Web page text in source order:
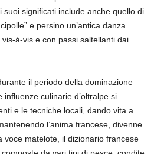
suoi significati include anche quello di
e persino un’antica danza
à-vis e con passi saltellanti dai
il periodo della dominazione
culinarie d’oltralpe si
e le tecniche locali, dando vita a
l’anima francese, divenne
voce matelote, il dizionario francese